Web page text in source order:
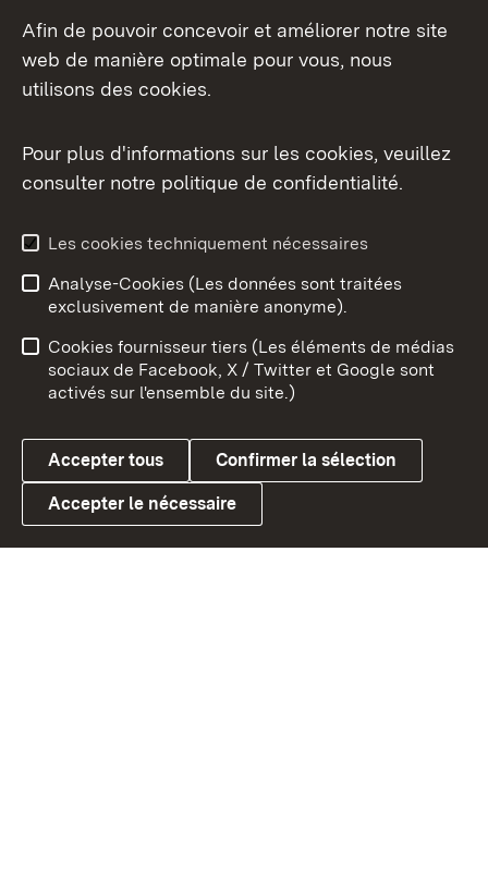
Aperçu des thèmes
Link zum Landesportal
Conseils d'utilisation
Confidentialité
Cookies
Afin de pouvoir concevoir et améliorer notre site
web de manière optimale pour vous, nous
utilisons des cookies.
Pour plus d'informations sur les cookies, veuillez
consulter notre politique de confidentialité.
Les cookies techniquement nécessaires
Analyse-Cookies (Les données sont traitées
exclusivement de manière anonyme).
Cookies fournisseur tiers (Les éléments de médias
sociaux de Facebook, X / Twitter et Google sont
activés sur l'ensemble du site.)
Accepter tous Confirmer la sélection
Accepter le nécessaire